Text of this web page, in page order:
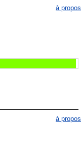
à propos
à propos